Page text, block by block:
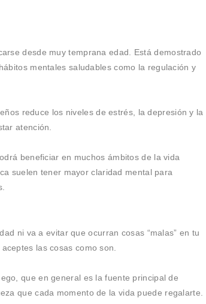
desde muy temprana edad. Está demostrado
mentales saludables como la regulación y
reduce los niveles de estrés, la depresión y la
atención.
beneficiar en muchos ámbitos de la vida
suelen tener mayor claridad mental para
ni va a evitar que ocurran cosas “malas” en tu
las cosas como son.
que en general es la fuente principal de
que cada momento de la vida puede regalarte.